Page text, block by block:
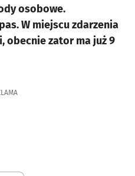
osobowe.
W miejscu zdarzenia
obecnie zator ma już 9